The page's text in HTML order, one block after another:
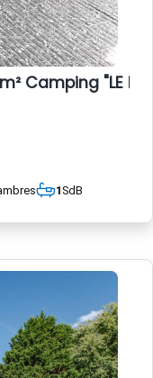
Camping "LE
1SdB